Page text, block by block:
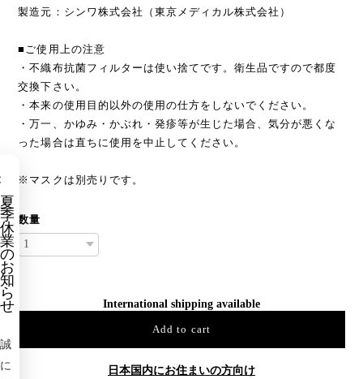
製造元：シンワ株式会社（東京メディカル株式会社）
■ご使用上の注意
・不織布抗菌フィルターは使い捨てです。衛生品ですので都度
交換下さい。
・本来の使用目的以外の使用の仕方をしないでください。
・万一、かゆみ・かぶれ・発疹等が生じた場合、気分が悪くな
った場合は直ちに使用を中止してください。
※マスクは別売りです。
数量
International shipping available
Add to cart
日本国内にお住まいの方向け
夏
季
休
業
の
お
知
ら
せ
誠
に